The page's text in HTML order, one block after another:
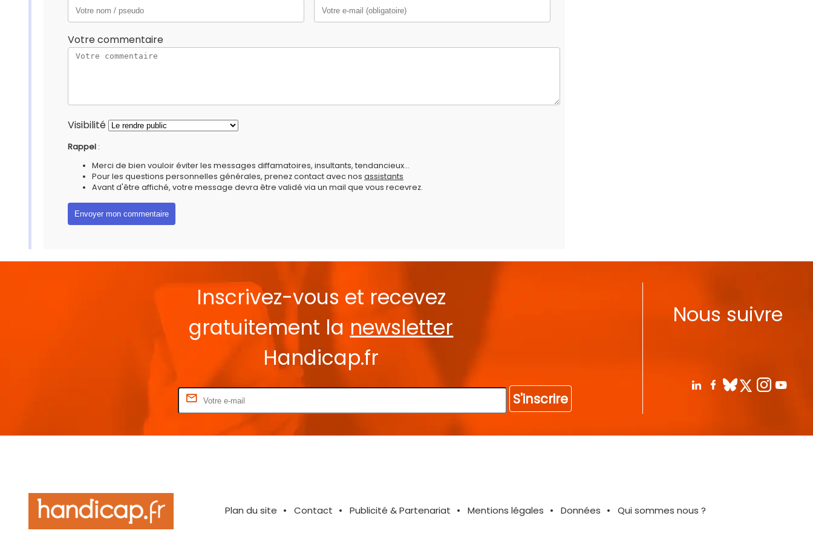
Votre commentaire
Visibilité
Rappel :
Merci de bien vouloir éviter les messages diffamatoires, insultants, tendancieux...
Pour les questions personnelles générales, prenez contact avec nos assistants
Avant d'être affiché, votre message devra être validé via un mail que vous recevrez.
Inscrivez-vous et recevez
gratuitement la newsletter
Handicap.fr
S'inscrire
Nous suivre
Plan du site Contact Publicité & Partenariat Mentions légales Données Qui sommes nous ?